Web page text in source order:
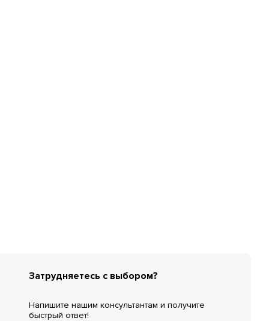
Затрудняетесь с выбором?
Напишите нашим консультантам и получите
быстрый ответ!